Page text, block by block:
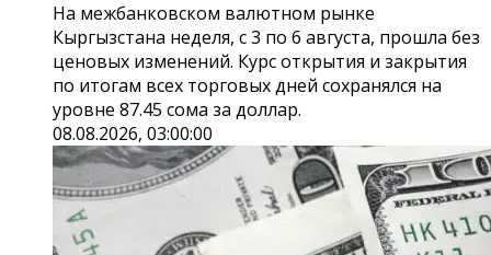
На межбанковском валютном рынке
Кыргызстана неделя, с 3 по 6 августа, прошла без
ценовых изменений. Курс открытия и закрытия
по итогам всех торговых дней сохранялся на
уровне 87.45 сома за доллар.
08.08.2026, 03:00:00